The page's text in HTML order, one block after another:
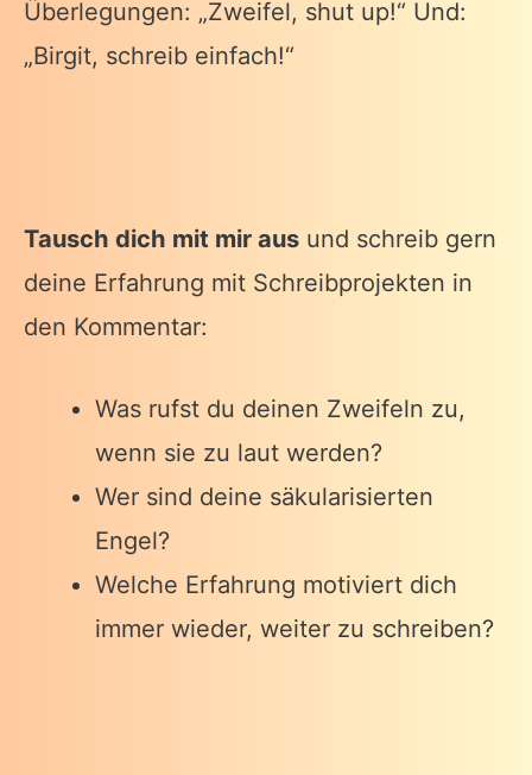
Überlegungen: „Zweifel, shut up!“ Und:
„Birgit, schreib einfach!“
Tausch dich mit mir aus und schreib gern
deine Erfahrung mit Schreibprojekten in
den Kommentar:
Was rufst du deinen Zweifeln zu,
wenn sie zu laut werden?
Wer sind deine säkularisierten
Engel?
Welche Erfahrung motiviert dich
immer wieder, weiter zu schreiben?